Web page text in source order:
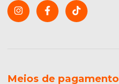
Meios de pagamento